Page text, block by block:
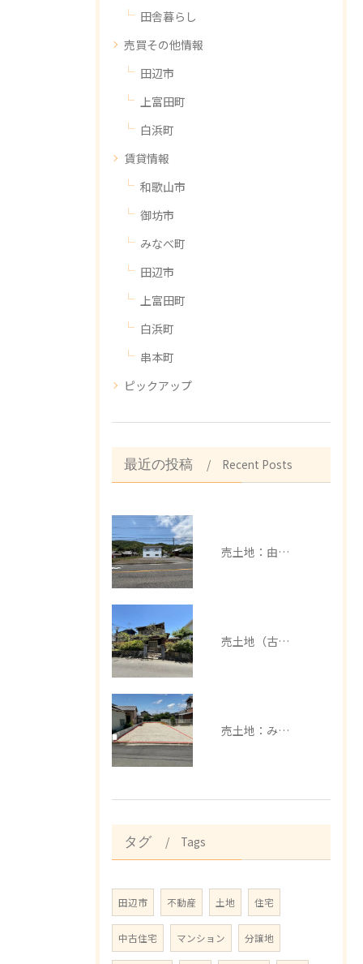
田舎暮らし
売買その他情報
田辺市
上富田町
白浜町
賃貸情報
和歌山市
御坊市
みなべ町
田辺市
上富田町
白浜町
串本町
ピックアップ
最近の投稿 Recent Posts
売土地：由良町中
売土地（古家有）：みなべ町芝
売土地：みなべ町埴田
タグ Tags
田辺市 不動産 土地 住宅
中古住宅 マンション 分譲地